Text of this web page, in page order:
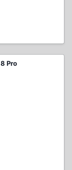
Pro